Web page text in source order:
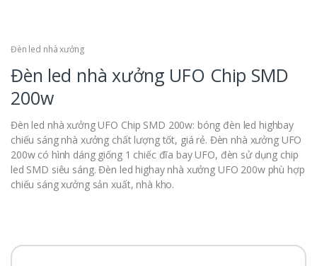
Đèn led nhà xưởng
Đèn led nhà xưởng UFO Chip SMD
200w
Đèn led nhà xưởng UFO Chip SMD 200w: bóng đèn led highbay
chiếu sáng nhà xưởng chất lượng tốt, giá rẻ. Đèn nhà xưởng UFO
200w có hình dáng giống 1 chiếc đĩa bay UFO, đèn sử dụng chip
led SMD siêu sáng. Đèn led highay nhà xưởng UFO 200w phù hợp
chiếu sáng xưởng sản xuất, nhà kho.